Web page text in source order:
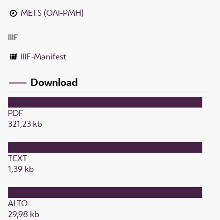
METS (OAI-PMH)
IIIF
IIIF-Manifest
Download
PDF
321,23 kb
TEXT
1,39 kb
ALTO
29,98 kb